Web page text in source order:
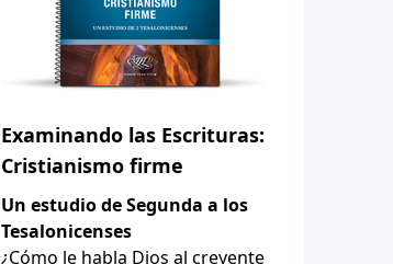
Examinando las Escrituras:
Cristianismo firme
Un estudio de Segunda a los
Tesalonicenses
¿Cómo le habla Dios al creyente